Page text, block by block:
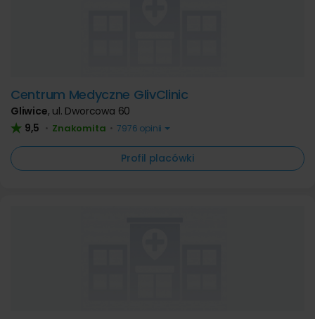
Centrum Medyczne GlivClinic
Gliwice, ul. Dworcowa 60
9,5 • Znakomita • 7976 opinii
Profil placówki